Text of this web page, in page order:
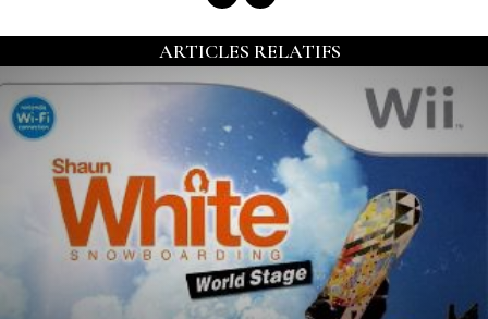
ARTICLES RELATIFS